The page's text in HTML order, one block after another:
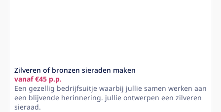
Zilveren of bronzen sieraden maken
vanaf €45 p.p.
Een gezellig bedrijfsuitje waarbij jullie samen werken aan
een blijvende herinnering. jullie ontwerpen een zilveren
sieraad.